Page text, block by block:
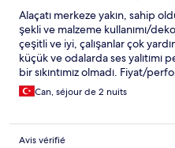
Alaçatı merkeze yakın, sahip
şekli ve malzeme kullanımı/
çeşitli ve iyi, çalışanlar çok
küçük ve odalarda ses yalıtımı
bir sıkıntımız olmadı. Fiyat/
konumda.
Can, séjour de 2 nuits
Avis vérifié